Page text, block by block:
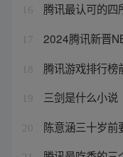
16 腾讯最认可的四
17 2024腾讯新晋
18 腾讯游戏排行榜
19 三剑是什么小说
20 陈意涵三十岁前